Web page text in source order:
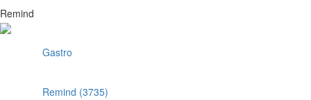
Remind
Gastro
Remind (3735)